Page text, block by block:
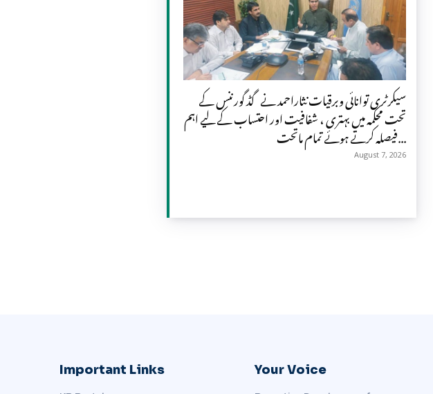
سیکرٹری توانائی وبرقیات نثاراحمد نے گڈ گورننس کے
تحت محکمہ میں بہتری ، شفافیت اور احتساب کے لیے اہم
فیصلہ کرتے ہوئے تمام ماتحت...
August 7, 2026
Important Links Your Voice